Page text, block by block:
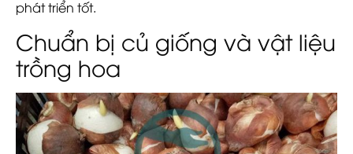
phát triển tốt.
Chuẩn bị củ giống và vật liệu
trồng hoa